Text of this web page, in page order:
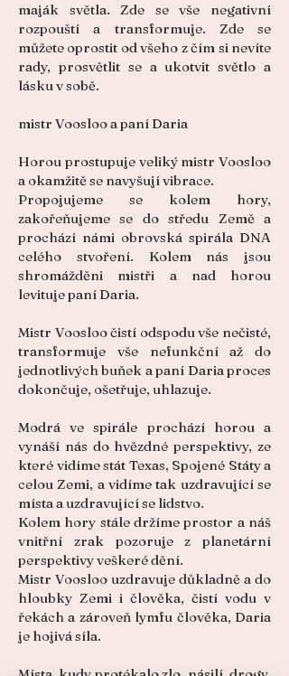
maják světla. Zde se vše negativní
rozpouští a transformuje. Zde se
můžete oprostit od všeho z čím si nevíte
rady, prosvětlit se a ukotvit světlo a
lásku v sobě.
mistr Voosloo a paní Daria
Horou prostupuje veliký mistr Voosloo
a okamžitě se navyšují vibrace.
Propojujeme se kolem hory,
zakořeňujeme se do středu Země a
prochází námi obrovská spirála DNA
celého stvoření. Kolem nás jsou
shromážděni mistři a nad horou
levituje paní Daria.
Mistr Voosloo čistí odspodu vše nečisté,
transformuje vše nefunkční až do
jednotlivých buňek a paní Daria proces
dokončuje, ošetřuje, uhlazuje.
Modrá ve spirále prochází horou a
vynáší nás do hvězdné perspektivy, ze
které vidíme stát Texas, Spojené Státy a
celou Zemi, a vidíme tak uzdravující se
místa a uzdravující se lidstvo.
Kolem hory stále držíme prostor a náš
vnitřní zrak pozoruje z planetární
perspektivy veškeré dění.
Mistr Voosloo uzdravuje důkladně a do
hloubky Zemi i člověka, čistí vodu v
řekách a zároveň lymfu člověka, Daria
je hojivá síla.